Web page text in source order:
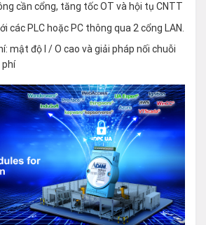
cần cổng, tăng tốc OT và hội tụ CNTT
các PLC hoặc PC thông qua 2 cổng LAN.
mật độ I / O cao và giải pháp nối chuỗi
phí